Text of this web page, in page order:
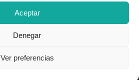
Aceptar
Denegar
Ver preferencias